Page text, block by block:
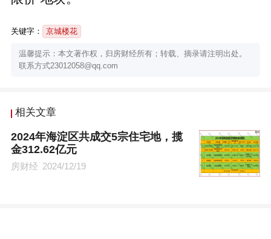
关键字： 京城楼花
温馨提示：本文著作权，归房财经所有；转载、摘录请注明出处。
联系方式23012058@qq.com
相关文章
2024年海淀区共成交5宗住宅地，揽
金312.62亿元
房财经 2024/12/19